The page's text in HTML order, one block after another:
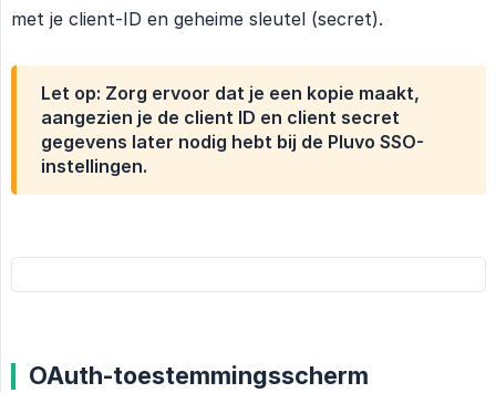
met je client-ID en geheime sleutel (secret).
Let op: Zorg ervoor dat je een kopie maakt,
aangezien je de client ID en client secret
gegevens later nodig hebt bij de Pluvo SSO-
instellingen.
OAuth-toestemmingsscherm